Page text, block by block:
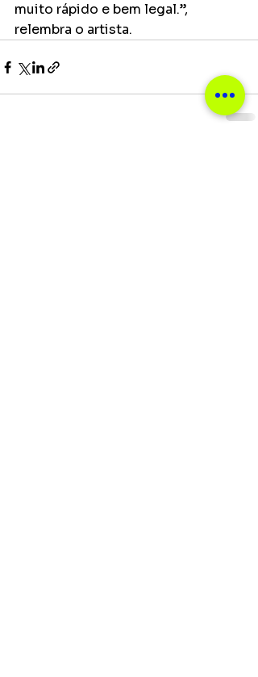
muito rápido e bem legal.”,
relembra o artista.